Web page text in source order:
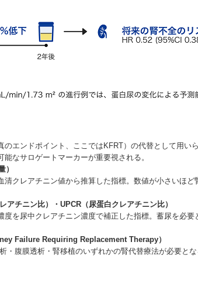
のエンドポイント、ここではKFRT）の代替として用い
なサロゲートマーカーが重要視される。
）
清クレアチニン値から推算した指標。数値が小さいほど
アチニン比）・UPCR（尿蛋白クレアチニン比）
度を尿中クレアチニン濃度で補正した指標。蓄尿を必要
Failure Requiring Replacement Therapy）
・腹膜透析・腎移植のいずれかの腎代替療法が必要とな